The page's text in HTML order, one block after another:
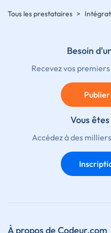
Tous les prestataires >
Besoin
Recevez vos
Vous
Accédez à des
À propos de Codeur.com